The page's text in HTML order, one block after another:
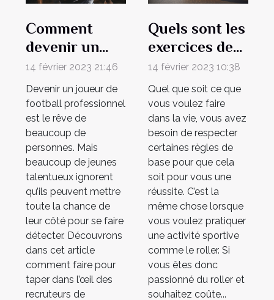
Comment
devenir un
footballeur
professionnel
?
14 février 2023 21:46
Devenir un joueur de
football professionnel
est le rêve de
beaucoup de
personnes. Mais
beaucoup de jeunes
talentueux ignorent
qu’ils peuvent mettre
toute la chance de
leur côté pour se faire
détecter. Découvrons
dans cet article
comment faire pour
taper dans l’œil des
recruteurs de
Quels sont les
exercices de
base pour
faire le
roller ?
14 février 2023 10:38
Quel que soit ce que
vous voulez faire
dans la vie, vous avez
besoin de respecter
certaines règles de
base pour que cela
soit pour vous une
réussite. C’est la
même chose lorsque
vous voulez pratiquer
une activité sportive
comme le roller. Si
vous êtes donc
passionné du roller et
souhaitez coûte...